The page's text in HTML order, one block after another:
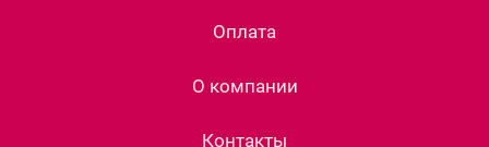
Оплата
О компании
Контакты